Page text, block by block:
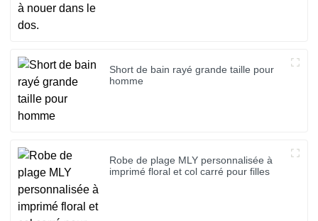
Short de bain rayé grande taille pour
homme
Robe de plage MLY personnalisée à
imprimé floral et col carré pour filles